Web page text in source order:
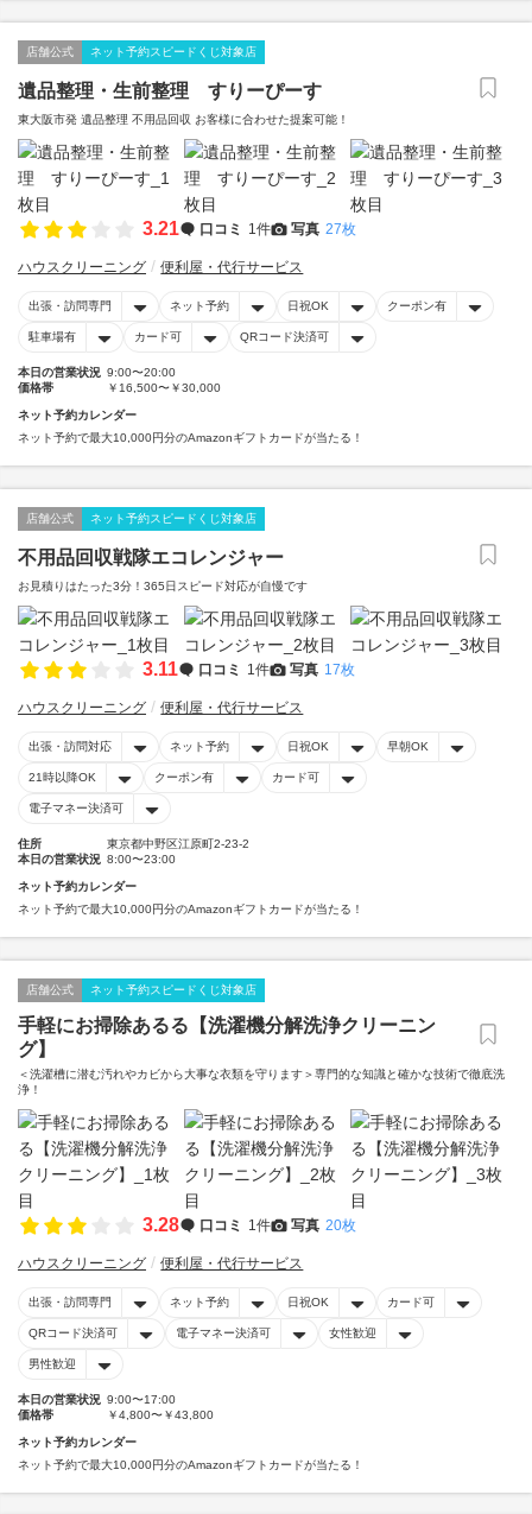
店舗公式 ネット予約スピードくじ対象店
遺品整理・生前整理 すりーぴーす
東大阪市発 遺品整理 不用品回収 お客様に合わせた提案可能！
3.21 口コミ 1件 写真 27枚
ハウスクリーニング 便利屋・代行サービス
出張・訪問専門 ネット予約 日祝OK クーポン有
駐車場有 カード可 QRコード決済可
本日の営業状況 9:00〜20:00
価格帯
￥16,500〜￥30,000
ネット予約カレンダー
ネット予約で最大10,000円分のAmazonギフトカードが当たる！
店舗公式 ネット予約スピードくじ対象店
不用品回収戦隊エコレンジャー
お見積りはたった3分！365日スピード対応が自慢です
3.11 口コミ 1件 写真 17枚
ハウスクリーニング 便利屋・代行サービス
出張・訪問対応 ネット予約 日祝OK 早朝OK
21時以降OK クーポン有 カード可
電子マネー決済可
住所
東京都中野区江原町2-23-2
本日の営業状況 8:00〜23:00
ネット予約カレンダー
ネット予約で最大10,000円分のAmazonギフトカードが当たる！
店舗公式 ネット予約スピードくじ対象店
手軽にお掃除あるる【洗濯機分解洗浄クリーニン
グ】
＜洗濯槽に潜む汚れやカビから大事な衣類を守ります＞専門的な知識と確かな技術で徹底洗
浄！
3.28 口コミ 1件 写真 20枚
ハウスクリーニング 便利屋・代行サービス
出張・訪問専門 ネット予約 日祝OK カード可
QRコード決済可 電子マネー決済可 女性歓迎
男性歓迎
本日の営業状況 9:00〜17:00
価格帯
￥4,800〜￥43,800
ネット予約カレンダー
ネット予約で最大10,000円分のAmazonギフトカードが当たる！